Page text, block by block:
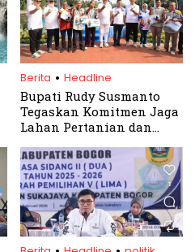
Berita . Headline
Bupati Rudy Susmanto
Tegaskan Komitmen Jaga
Lahan Pertanian dan
Swasembada Pangan
. .